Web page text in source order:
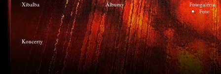
Xibalba Albumy
Fotogaléria
Foto
Koncerty